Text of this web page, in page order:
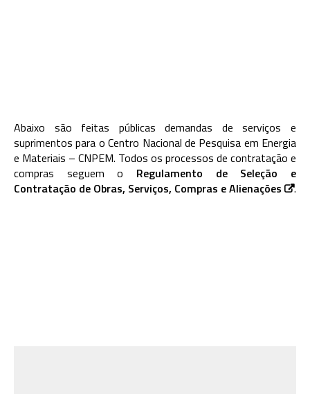
Abaixo são feitas públicas demandas de serviços e
suprimentos para o Centro Nacional de Pesquisa em Energia
e Materiais – CNPEM. Todos os processos de contratação e
compras seguem o Regulamento de Seleção e
Contratação de Obras, Serviços, Compras e Alienações
.